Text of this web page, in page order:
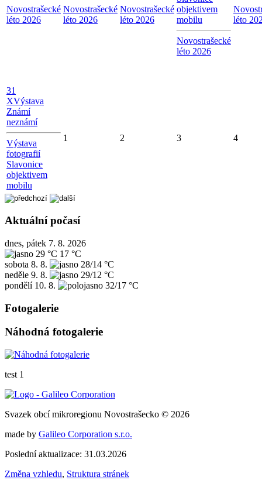
Novostrašecké
léto 2026
Novostrašecké
léto 2026
Novostrašecké
léto 2026
objektivem
mobilu
Novostrašecké
léto 2026
léto
31
XVýstava
Známí
neznámí
Výstava
fotografií
Slavonice
objektivem
mobilu
1 2 3 4
Aktuální počasí
dnes, pátek 7. 8. 2026
29 °C 17 °C
sobota 8. 8.
28/14 °C
neděle 9. 8.
29/12 °C
pondělí 10. 8. 32/17 °C
Fotogalerie
Náhodná fotogalerie
test 1
Svazek obcí mikroregionu Novostrašecko © 2026
made by Galileo Corporation s.r.o.
Poslední aktualizace: 31.03.2026
Změna vzhledu, Struktura stránek